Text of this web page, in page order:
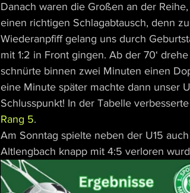
Danach waren die Großen an der
einen richtigen Schlagabtausch, denn
Wiederanpfiff gelang uns durch
mit 1:2 in Front gingen. Ab der 70‘
schnürte binnen zwei Minuten einen
eine Minute später machte dann unser
Schlusspunkt! In der Tabelle
Rang 5.
Am Sonntag spielte neben der U15
Altlengbach knapp mit 4:5 verloren